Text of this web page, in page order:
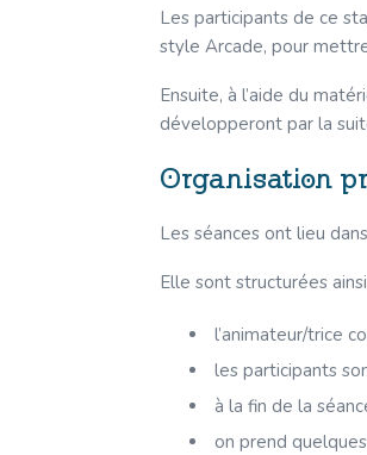
Les participants de ce
style Arcade, pour
Ensuite, à l’aide du
développeront par la
Organisation
Les séances ont lieu
Elle sont structurées
l’animateur/trice
les participants
à la fin de la
on prend